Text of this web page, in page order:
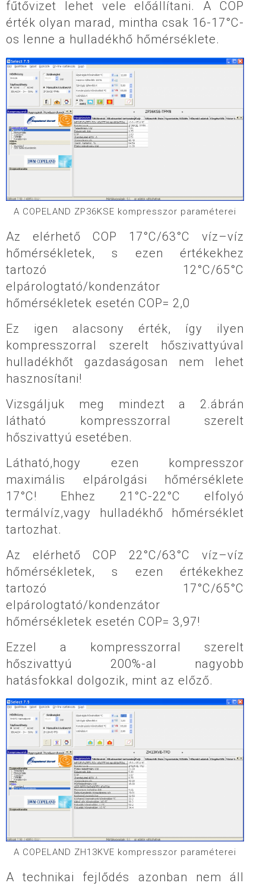
fűtővizet lehet vele előállítani. A COP
érték olyan marad, mintha csak 16-17°C-
os lenne a hulladékhő hőmérséklete.
A COPELAND ZP36KSE kompresszor paraméterei
Az elérhető COP 17°C/63°C víz–víz
hőmérsékletek, s ezen értékekhez
tartozó 12°C/65°C
elpárologtató/kondenzátor
hőmérsékletek esetén COP= 2,0
Ez igen alacsony érték, így ilyen
kompresszorral szerelt hőszivattyúval
hulladékhőt gazdaságosan nem lehet
hasznosítani!
Vizsgáljuk meg mindezt a 2.ábrán
látható kompresszorral szerelt
hőszivattyú esetében.
Látható,hogy ezen kompresszor
maximális elpárolgási hőmérséklete
17°C! Ehhez 21°C-22°C elfolyó
termálvíz,vagy hulladékhő hőmérséklet
tartozhat.
Az elérhető COP 22°C/63°C víz–víz
hőmérsékletek, s ezen értékekhez
tartozó 17°C/65°C
elpárologtató/kondenzátor
hőmérsékletek esetén COP= 3,97!
Ezzel a kompresszorral szerelt
hőszivattyú 200%-al nagyobb
hatásfokkal dolgozik, mint az előző.
A COPELAND ZH13KVE kompresszor paraméterei
A technikai fejlődés azonban nem áll